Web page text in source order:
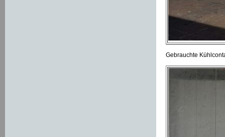
Gebrauchte